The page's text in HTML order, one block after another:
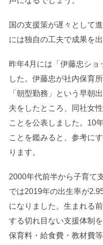
国の支援策が遅々として
には独自の工夫で成果を
昨年4月には「伊藤忠ショ
した。伊藤忠が社内保育
「朝型勤務」という早朝
夫をしたところ、同社女
ことを公表しました。10
ことを鑑みると、参考に
ります。
2000年代前半から子育て
では2019年の出生率が
になりました。生まれる
する切れ目ない支援体制
保育料・給食費・教材費